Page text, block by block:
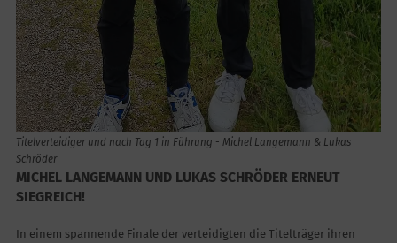
Titelverteidiger und nach Tag 1 in Führung - Michel Langemann & Lukas
Schröder
MICHEL LANGEMANN UND LUKAS SCHRÖDER ERNEUT
SIEGREICH!
In einem spannende Finale der verteidigten die Titelträger ihren